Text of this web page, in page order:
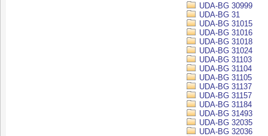
UDA-BG 30999
UDA-BG 31
UDA-BG 31015
UDA-BG 31016
UDA-BG 31018
UDA-BG 31024
UDA-BG 31103
UDA-BG 31104
UDA-BG 31105
UDA-BG 31137
UDA-BG 31157
UDA-BG 31184
UDA-BG 31493
UDA-BG 32035
UDA-BG 32036